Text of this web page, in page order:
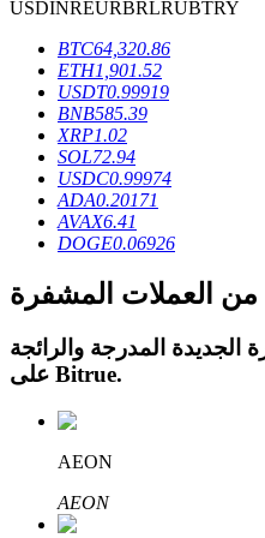
القروض
بالعملات المشفرة
USDINREURBRLRUBTRY
BTC64,320.86
ETH1,901.52
USDT0.99919
BNB585.39
XRP1.02
SOL72.94
USDC0.99974
ADA0.20171
AVAX6.41
DOGE0.06926
من العملات المشفرة
المدرجة والرائجة
Bitrue.
AEON
AEON